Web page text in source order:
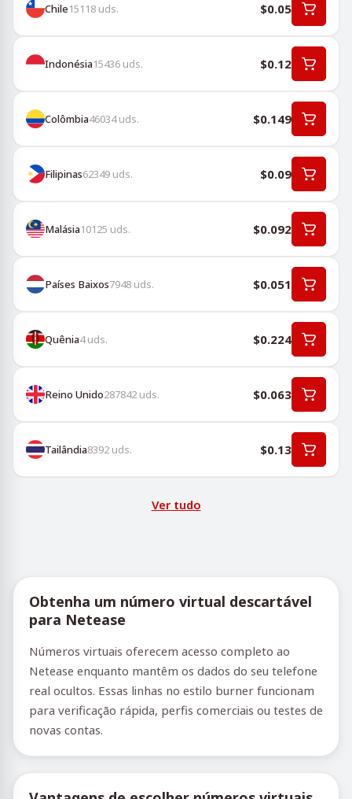
Chile15118 uds. $0.05
Indonésia15436 uds. $0.12
Colômbia46034uds. $0.149
Filipinas62349 uds. $0.09
Malásia10125 uds. $0.092
Países Baixos7948 uds. $0.051
Quênia4uds. $0.224
Reino Unido287842 uds. $0.063
Tailândia8392 uds. $0.13
Ver tudo
Obtenha um número virtual descartável
para Netease
Números virtuais oferecem acesso completo ao
Netease enquanto mantêm os dados do seu telefone
real ocultos. Essas linhas no estilo burner funcionam
para verificação rápida, perfis comerciais ou testes de
novas contas.